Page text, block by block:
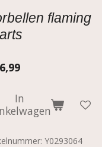
flaming
In
Y0293064